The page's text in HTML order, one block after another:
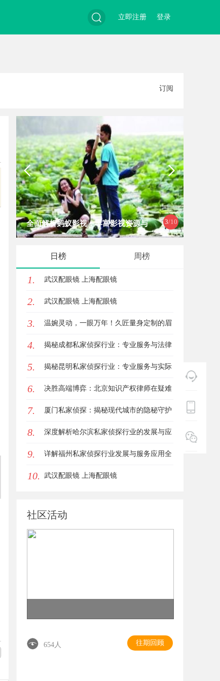
登录
立即注册
订阅
3/10
全面解析蚂蚁影视：丰富影视资源与
日榜 周榜
1. 武汉配眼镜 上海配眼镜
2. 武汉配眼镜 上海配眼镜
3. 温婉灵动，一眼万年！久匠量身定制的眉
眼唇，才是你整张脸的点睛之笔！淡颜系
女生的气质加分项
4. 揭秘成都私家侦探行业：专业服务与法律
边界解析
5. 揭秘昆明私家侦探行业：专业服务与实际
案例分析
6. 决胜高端博弈：北京知识产权律师在疑难
复杂案件中的破局之道
7. 厦门私家侦探：揭秘现代城市的隐秘守护
者
8. 深度解析哈尔滨私家侦探行业的发展与应
用现状
9. 详解福州私家侦探行业发展与服务应用全
方位指南
10. 武汉配眼镜 上海配眼镜
社区活动
654人 往期回顾